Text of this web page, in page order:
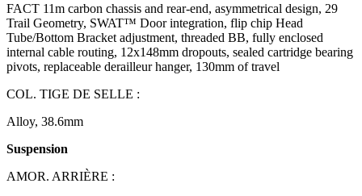
FACT 11m carbon chassis and rear-end, asymmetrical design, 29
Trail Geometry, SWAT™ Door integration, flip chip Head
Tube/Bottom Bracket adjustment, threaded BB, fully enclosed
internal cable routing, 12x148mm dropouts, sealed cartridge bearing
pivots, replaceable derailleur hanger, 130mm of travel
COL. TIGE DE SELLE :
Alloy, 38.6mm
Suspension
AMOR. ARRIÈRE :